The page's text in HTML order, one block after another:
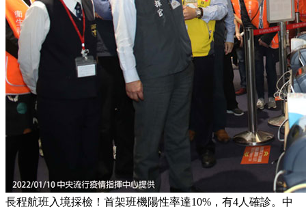
長程航班入境採檢！首架班機陽性率達10%，有4人確診。中